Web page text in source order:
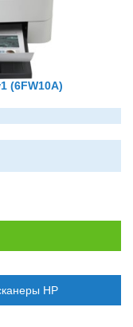
(6FW10A)
HP